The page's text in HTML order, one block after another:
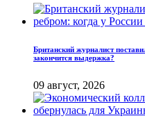
Британский журналист
закончится выдержка?
09 август, 2026